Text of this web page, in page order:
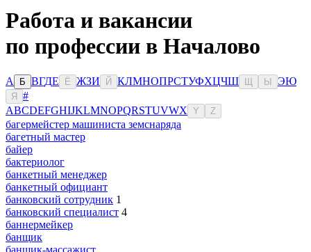
Работа и вакансии
по профессии в Началово
А Б ВГДЕ Ё ЖЗИ Й КЛМНОПРСТУФХЦЧШ Ы ЭЮ
Я
#
ABCDEFGHIJKLMNOPQRSTUVWX Y Z
багермейстер машиниста земснаряда
багетный мастер
байер
бактериолог
банкетный менеджер
банкетный официант
банковский сотрудник 1
банковский специалист 4
баннермейкер
банщик
банщик-массажист